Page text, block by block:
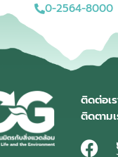
0-2564-8000
ติดต่อเ
ติดตาม